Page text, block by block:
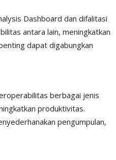
Dashboard dan difalitasi
antara lain, meningkatkan
dapat digabungkan
berbagai jenis
produktivitas.
pengumpulan,